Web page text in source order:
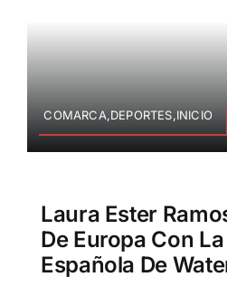
COMARCA,DEPORTES,INICIO
Laura Ester
De Europa Con
Española De